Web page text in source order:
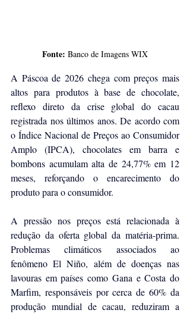
Fonte: Banco de Imagens WIX
A Páscoa de 2026 chega com preços mais
altos para produtos à base de chocolate,
reflexo direto da crise global do cacau
registrada nos últimos anos. De acordo com
o Índice Nacional de Preços ao Consumidor
Amplo (IPCA), chocolates em barra e
bombons acumulam alta de 24,77% em 12
meses, reforçando o encarecimento do
produto para o consumidor.
A pressão nos preços está relacionada à
redução da oferta global da matéria-prima.
Problemas climáticos associados ao
fenômeno El Niño, além de doenças nas
lavouras em países como Gana e Costa do
Marfim, responsáveis por cerca de 60% da
produção mundial de cacau, reduziram a